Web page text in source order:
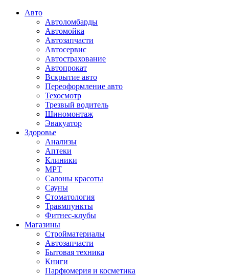
Авто
Автоломбарды
Автомойка
Автозапчасти
Автосервис
Автострахование
Автопрокат
Вскрытие авто
Переоформление авто
Техосмотр
Трезвый водитель
Шиномонтаж
Эвакуатор
Здоровье
Анализы
Аптеки
Клиники
МРТ
Салоны красоты
Сауны
Стоматология
Травмпункты
Фитнес-клубы
Магазины
Стройматериалы
Автозапчасти
Бытовая техника
Книги
Парфюмерия и косметика